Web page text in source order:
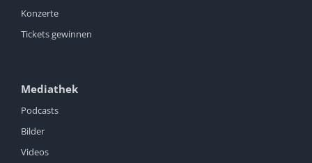
Konzerte
Tickets gewinnen
Mediathek
Podcasts
Bilder
Videos